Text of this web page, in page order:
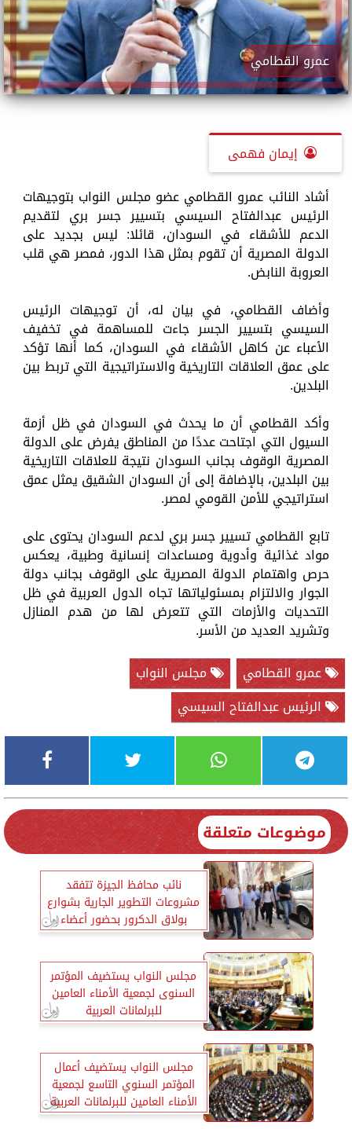
عمرو القطامي
إيمان فهمى
أشاد النائب عمرو القطامي عضو مجلس النواب بتوجيهات
الرئيس عبدالفتاح السيسي بتسيير جسر بري لتقديم
الدعم للأشقاء في السودان، قائلا: ليس بجديد على
الدولة المصرية أن تقوم بمثل هذا الدور، فمصر هي قلب
العروبة النابض.
وأضاف القطامي، في بيان له، أن توجيهات الرئيس
السيسي بتسيير الجسر جاءت للمساهمة في تخفيف
الأعباء عن كاهل الأشقاء في السودان، كما أنها تؤكد
على عمق العلاقات التاريخية والاستراتيجية التي تربط بين
البلدين.
وأكد القطامي أن ما يحدث في السودان في ظل أزمة
السيول التي اجتاحت عددًا من المناطق يفرض على الدولة
المصرية الوقوف بجانب السودان نتيجة للعلاقات التاريخية
بين البلدين، بالإضافة إلى أن السودان الشقيق يمثل عمق
استراتيجي للأمن القومي لمصر.
تابع القطامي تسيير جسر بري لدعم السودان يحتوى على
مواد غذائية وأدوية ومساعدات إنسانية وطبية، يعكس
حرص واهتمام الدولة المصرية على الوقوف بجانب دولة
الجوار والالتزام بمسئولياتها تجاه الدول العربية في ظل
التحديات والأزمات التي تتعرض لها من هدم المنازل
وتشريد العديد من الأسر.
عمرو القطامي
مجلس النواب
الرئيس عبدالفتاح السيسي
موضوعات متعلقة
نائب محافظ الجيزة تتفقد
مشروعات التطوير الجارية بشوارع
بولاق الدكرور بحضور أعضاء
مجلس النواب
مجلس النواب يستضيف المؤتمر
السنوى لجمعية الأمناء العامين
للبرلمانات العربية
مجلس النواب يستضيف أعمال
المؤتمر السنوي التاسع لجمعية
الأمناء العامين للبرلمانات العربية